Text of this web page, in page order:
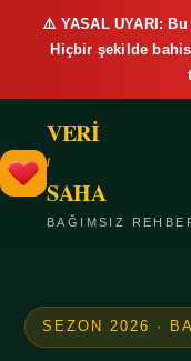
⚠️ YASAL UYARI:
Hiçbir şekilde
VERİ
/
SAHA
BAĞIMSIZ
SEZON 2026 ·